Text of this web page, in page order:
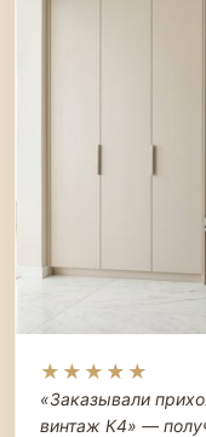
★★★★★
«Заказывали
винтаж К4» —